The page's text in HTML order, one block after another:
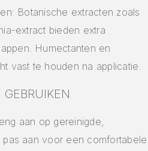
Botanische extracten zoals
extract bieden extra
Humectanten en
vast te houden na applicatie.
GEBRUIKEN
aan op gereinigde,
aan voor een comfortabele